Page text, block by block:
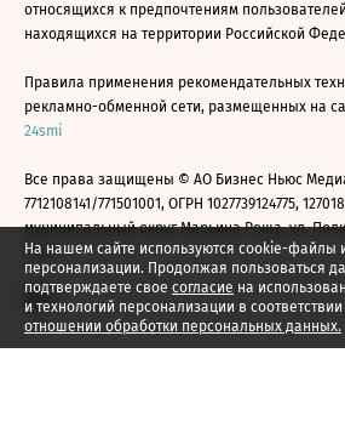
На нашем сайте используются cookie-файлы
персонализации. Продолжая пользоваться
подтверждаете свое согласие на
и технологий персонализации в соответствии
отношении обработки персональных данных.
относящихся к предпочтениям
находящихся на территории Российской
Правила применения рекомендательных
рекламно-обменной сети, размещенных на
24smi
Все права защищены © АО Бизнес Ньюс
7712108141/771501001, ОГРН 1027739124775,
муниципальный округ Марьина Роща, ул.
2026